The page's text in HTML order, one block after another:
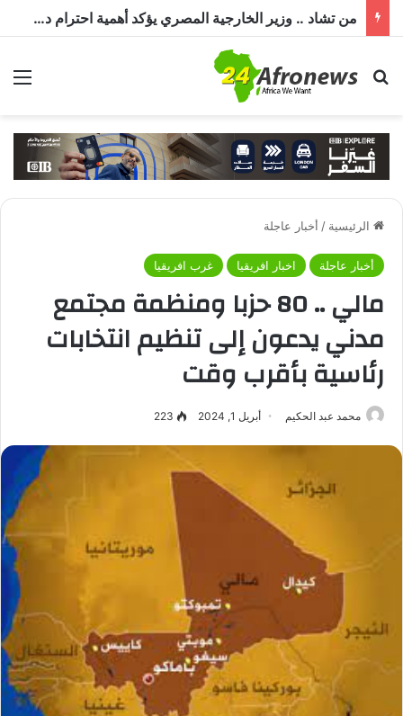
من تشاد .. وزير الخارجية المصري يؤكد أهمية احترام دول الجوار لسيادة السودان وأمنه وعدم التدخل في شؤونه الداخلية
بحث عن
الرئيسية / أخبار عاجلة
أخبار عاجلة اخبار افريقيا غرب افريقيا
مالي .. 80 حزبا ومنظمة مجتمع
مدني يدعون إلى تنظيم انتخابات
رئاسية بأقرب وقت
محمد عبد الحكيم أبريل 1, 2024 223